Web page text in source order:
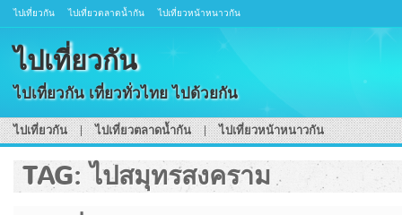
ไปเที่ยวกัน ไปเที่ยวตลาดน้ำกัน ไปเที่ยวหน้าหนาวกัน
ไปเที่ยวกัน
ไปเที่ยวกัน เที่ยวทั่วไทย ไปด้วยกัน
ไปเที่ยวกัน ไปเที่ยวตลาดน้ำกัน ไปเที่ยวหน้าหนาวกัน
TAG: ไปสมุทรสงคราม